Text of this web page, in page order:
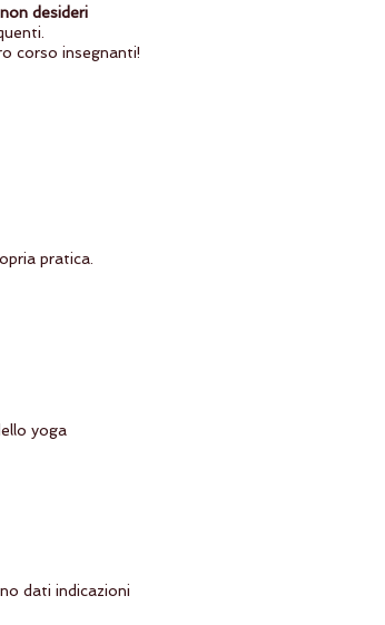
desideri
corso insegnanti!
pratica.
yoga
dati indicazioni